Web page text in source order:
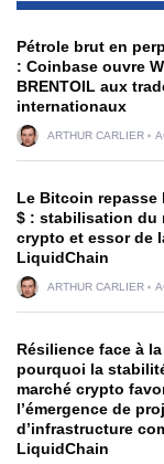
Pétrole brut en
: Coinbase ouvre
BRENTOIL aux
internationaux
ARTHUR CARLIER
Le Bitcoin repasse
$ : stabilisation du
crypto et essor de
LiquidChain
ARTHUR CARLIER
Résilience face à
pourquoi la
marché crypto
l’émergence de
d’infrastructure
LiquidChain